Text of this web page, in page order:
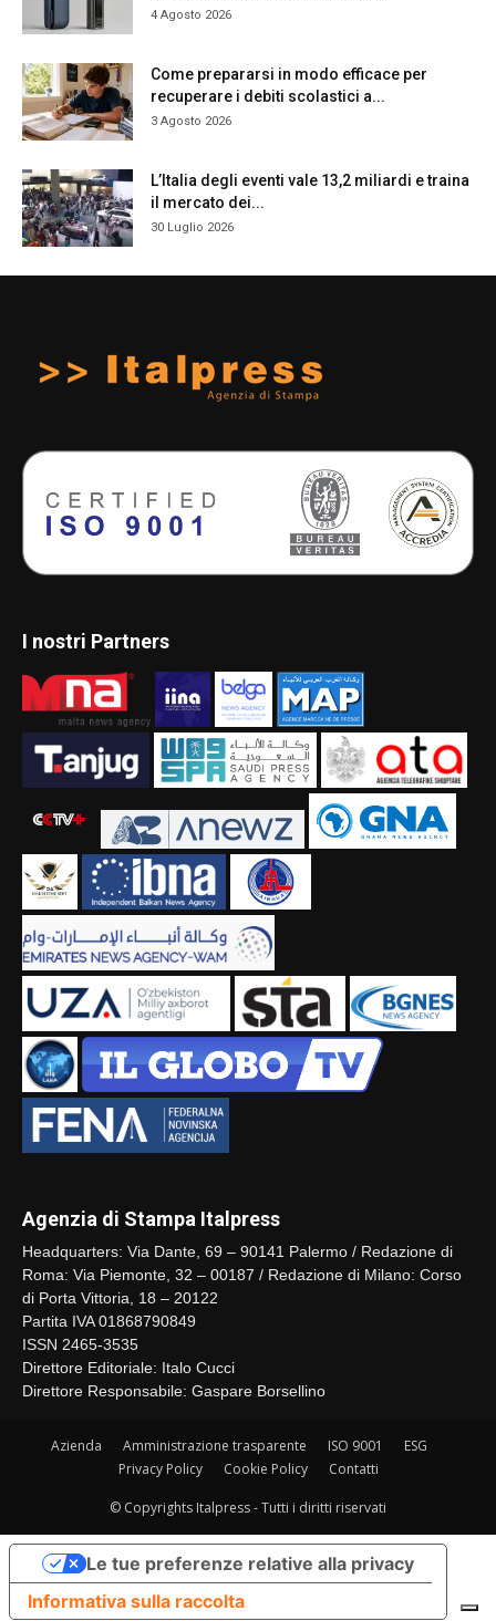
4 Agosto 2026
Come prepararsi in modo efficace per
recuperare i debiti scolastici a...
3 Agosto 2026
L’Italia degli eventi vale 13,2 miliardi e traina
il mercato dei...
30 Luglio 2026
I nostri Partners
Agenzia di Stampa Italpress
Headquarters: Via Dante, 69 – 90141 Palermo / Redazione di
Roma: Via Piemonte, 32 – 00187 / Redazione di Milano: Corso
di Porta Vittoria, 18 – 20122
Partita IVA 01868790849
ISSN 2465-3535
Direttore Editoriale: Italo Cucci
Direttore Responsabile: Gaspare Borsellino
Azienda Amministrazione trasparente ISO 9001
ESG
Privacy Policy
Cookie Policy Contatti
© Copyrights Italpress - Tutti i diritti riservati
Informativa sulla raccolta
Le tue preferenze relative alla privacy